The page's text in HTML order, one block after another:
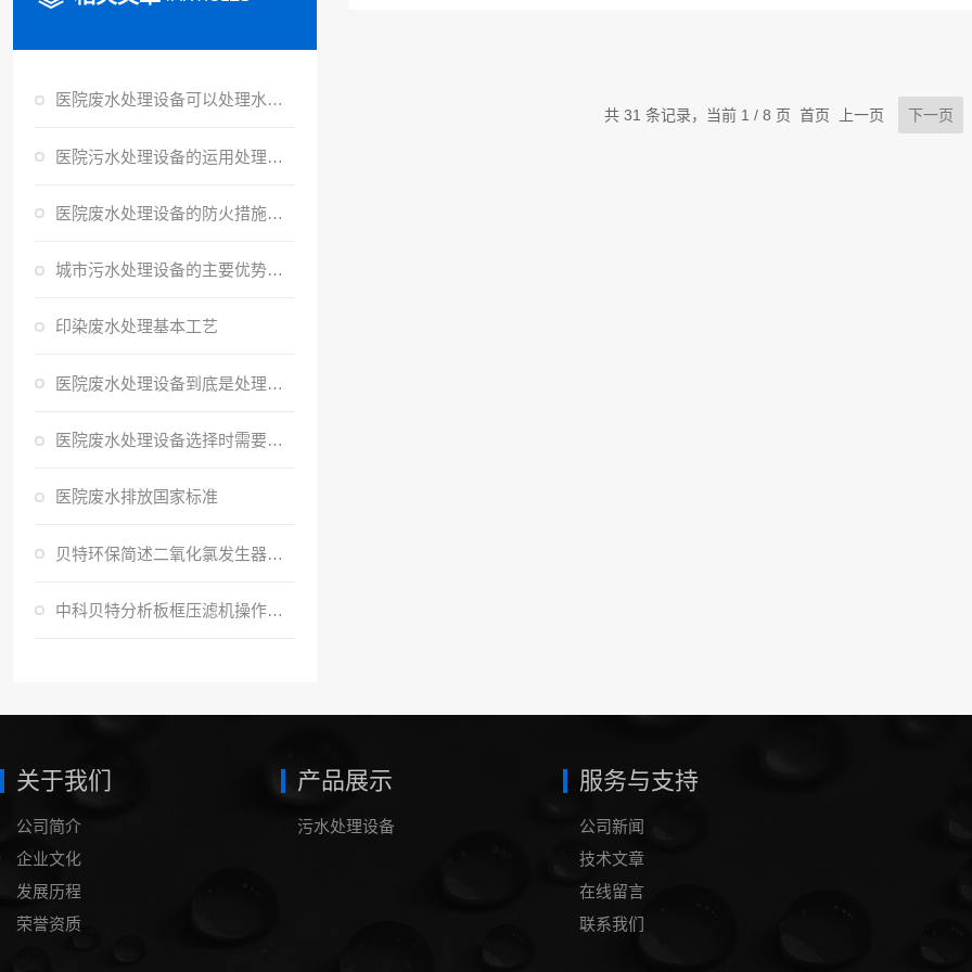
医院废水处理设备可以处理水中的有害微生物
医院污水处理设备的运用处理作用应到达怎样的规范？
医院废水处理设备的防火措施有哪些？
城市污水处理设备的主要优势有哪些
印染废水处理基本工艺
医院废水处理设备到底是处理什么的？
医院废水处理设备选择时需要考虑这些因素
医院废水排放国家标准
贝特环保简述二氧化氯发生器的性能特点是什么？
中科贝特分析板框压滤机操作运行时有哪些注意事项呢？
共 31 条记录，当前 1 / 8 页 首页 上一页 下一页
关于我们
公司简介
企业文化
发展历程
荣誉资质
产品展示
污水处理设备
服务与支持
公司新闻
技术文章
在线留言
联系我们